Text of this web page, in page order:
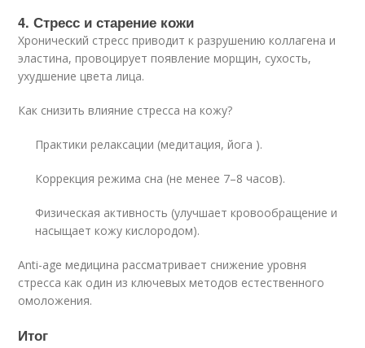
4. Стресс и старение кожи
Хронический стресс приводит к разрушению коллагена и
эластина, провоцирует появление морщин, сухость,
ухудшение цвета лица.
Как снизить влияние стресса на кожу?
Практики релаксации (медитация, йога ).
Коррекция режима сна (не менее 7–8 часов).
Физическая активность (улучшает кровообращение и
насыщает кожу кислородом).
Anti-age медицина рассматривает снижение уровня
стресса как один из ключевых методов естественного
омоложения.
Итог